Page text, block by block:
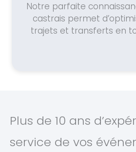
Notre parfaite
castrais permet
trajets et transferts en
Plus de 10 ans
service de vos